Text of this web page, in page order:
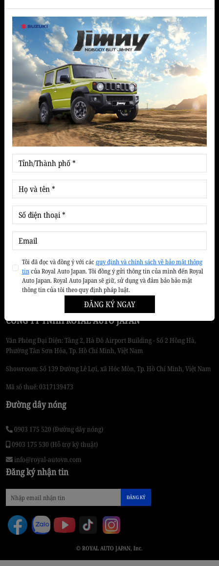
Dịch vụ chăm sóc xe
Bảo dưỡng định kỳ
Dịch vụ sửa chữa
Sản phẩm
Hatchback
Xe thương mại
SUV
Tin tức & Khuyến mãi
Cẩm nang chăm sóc xe
Kiến thức lái xe an toàn
Thị trường xe
Tin Suzuki
Ưu đãi - Khuyến mãi
Giới thiệu
Về ROYAL AUTO JAPAN
Tầm nhìn sứ mệnh
CÔNG TY TNHH ROYAL AUTO JAPAN
Văn Phòng Đại Diện: Tầng 2, Hà Đô Airport Building - Số 2 Hồng Hà,
Phường Tân Sơn Hòa, Tp. Hồ Chí Minh, Việt Nam
Showroom: Số 139 Đường Lê Lợi, xã Hóc Môn, Tp. Hồ Chí Minh, Việt Nam
Mã số thuế: 0317139473
Đường dây nóng
0903 175 520 (Đường dây nóng)
0903 175 530 (Hỗ trợ kỹ thuật)
info@royal-autovn.com
Đăng ký nhận tin
ĐĂNG KÝ
© ROYAL AUTO JAPAN, Inc.
Tôi đã đọc và đồng ý với các quy định và chính sách về bảo mật thông
tincủa Royal Auto Japan. Tôi đồng ý gửi thông tin của mình đến Royal
Auto Japan. Royal Auto Japan sẽ giữ, sử dụng và đảm bảo bảo mật
thông tin của tôi theo quy định pháp luật.
ĐĂNG KÝ NGAY